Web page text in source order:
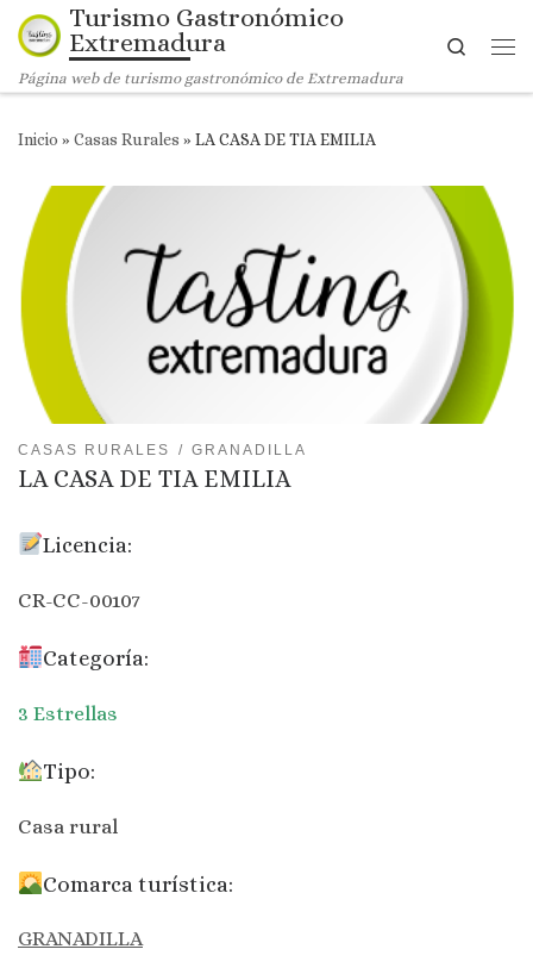
Saltar al contenido
Turismo Gastronómico
Extremadura
Página web de turismo gastronómico de Extremadura
Search
Inicio » Casas Rurales » LA CASA DE TIA EMILIA
CASAS RURALES GRANADILLA
LA CASA DE TIA EMILIA
Licencia:
CR-CC-00107
Categoría:
3 Estrellas
Tipo:
Casa rural
Comarca turística:
GRANADILLA